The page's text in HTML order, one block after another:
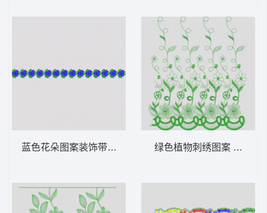
蓝色花朵图案装饰带 水溶 绿色植物刺绣图案 水溶